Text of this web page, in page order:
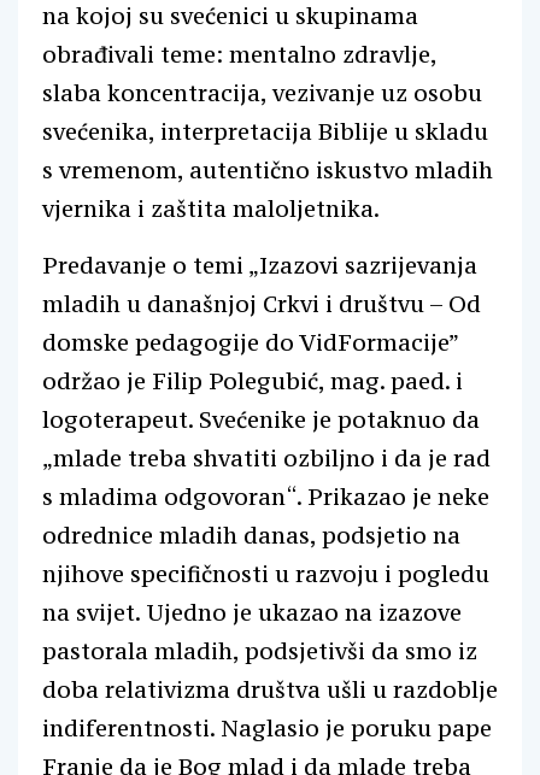
na kojoj su svećenici u skupinama
obrađivali teme: mentalno zdravlje,
slaba koncentracija, vezivanje uz osobu
svećenika, interpretacija Biblije u skladu
s vremenom, autentično iskustvo mladih
vjernika i zaštita maloljetnika.
Predavanje o temi „Izazovi sazrijevanja
mladih u današnjoj Crkvi i društvu – Od
domske pedagogije do VidFormacije”
održao je Filip Polegubić, mag. paed. i
logoterapeut. Svećenike je potaknuo da
„mlade treba shvatiti ozbiljno i da je rad
s mladima odgovoran“. Prikazao je neke
odrednice mladih danas, podsjetio na
njihove specifičnosti u razvoju i pogledu
na svijet. Ujedno je ukazao na izazove
pastorala mladih, podsjetivši da smo iz
doba relativizma društva ušli u razdoblje
indiferentnosti. Naglasio je poruku pape
Franje da je Bog mlad i da mlade treba